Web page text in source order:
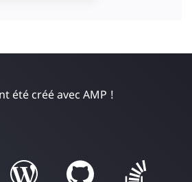
été créé avec AMP !